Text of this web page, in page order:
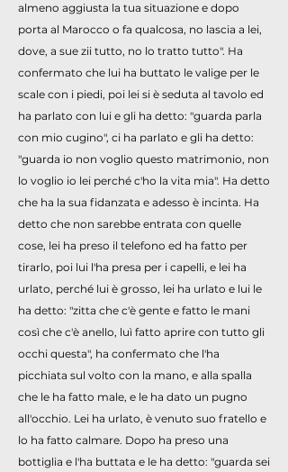
almeno aggiusta la tua situazione e dopo
porta al Marocco o fa qualcosa, no lascia a lei,
dove, a sue zii tutto, no lo tratto tutto". Ha
confermato che lui ha buttato le valige per le
scale con i piedi, poi lei si è seduta al tavolo ed
ha parlato con lui e gli ha detto: "guarda parla
con mio cugino", ci ha parlato e gli ha detto:
"guarda io non voglio questo matrimonio, non
lo voglio io lei perché c'ho la vita mia". Ha detto
che ha la sua fidanzata e adesso è incinta. Ha
detto che non sarebbe entrata con quelle
cose, lei ha preso il telefono ed ha fatto per
tirarlo, poi lui l'ha presa per i capelli, e lei ha
urlato, perché lui è grosso, lei ha urlato e lui le
ha detto: "zitta che c'è gente e fatto le mani
così che c'è anello, luì fatto aprire con tutto gli
occhi questa", ha confermato che l'ha
picchiata sul volto con la mano, e alla spalla
che le ha fatto male, e le ha dato un pugno
all'occhio. Lei ha urlato, è venuto suo fratello e
lo ha fatto calmare. Dopo ha preso una
bottiglia e l'ha buttata e le ha detto: "guarda sei